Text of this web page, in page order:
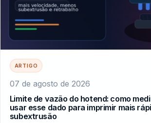
ARTIGO
07 de agosto de 2026
Limite de vazão do hotend: como
usar esse dado para imprimir mais
subextrusão